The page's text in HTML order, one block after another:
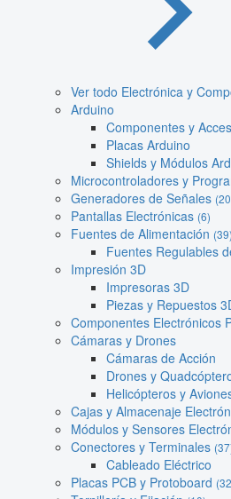
Ver todo Electrónica y
Arduino
Componentes y
Placas Arduino
Shields y Módulos
Microcontroladores y
Generadores de Señales
Pantallas Electrónicas (6)
Fuentes de Alimentación (39)
Fuentes Regulables
Impresión 3D
Impresoras 3D
Piezas y Repuestos
Componentes Electrónicos
Cámaras y Drones
Cámaras de Acción
Drones y
Helicópteros y
Cajas y Almacenaje
Módulos y Sensores
Conectores y Terminales
Cableado Eléctrico
Placas PCB y Protoboard